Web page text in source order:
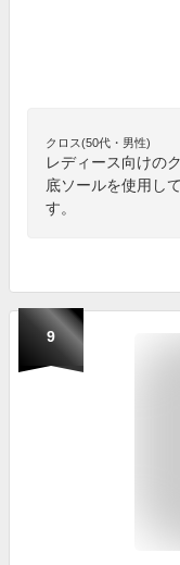
クロス(50代・男性)
レディース向けの
底ソールを使用し
す。
9